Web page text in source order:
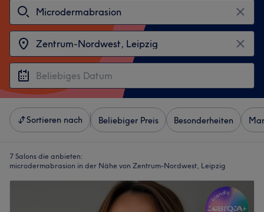
Sortieren nach Beliebiger Preis Besonderheiten
7 Salons die anbieten:
microdermabrasion in der Nähe von Zentrum-Nordwest, Leipzig